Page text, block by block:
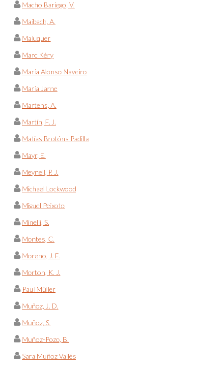
Macho Bariego, V.
Maibach, A.
Maluquer
Marc Kéry
María Alonso Naveiro
María Jarne
Martens, A.
Martín, F. J.
Matías Brotóns Padilla
Mayr, E.
Meynell, P. J.
Michael Lockwood
Miguel Peixoto
Minelli, S.
Montes, C.
Moreno, J. F.
Morton, K. J.
Paul Müller
Muñoz, J. D.
Muñoz, S.
Muñoz-Pozo, B.
Sara Muñoz Vallés